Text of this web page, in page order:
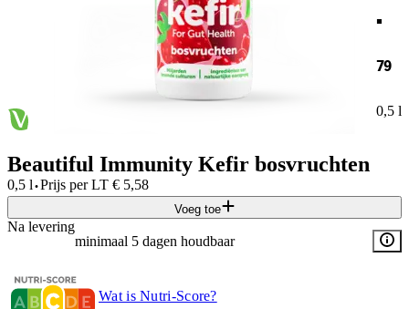
.
79
0,5 l
Beautiful Immunity Kefir bosvruchten
0,5 l·Prijs per LT € 5,58
Voeg toe
Na levering
minimaal 5 dagen houdbaar
Wat is Nutri-Score?